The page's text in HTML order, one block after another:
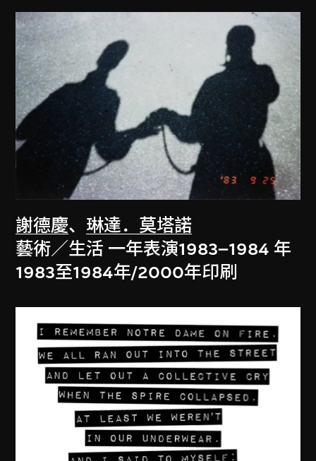
謝德慶、 琳達．莫塔諾
藝術／生活 一年表演1983–1984 年
1983至1984年/2000年印刷